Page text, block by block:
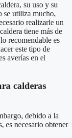
su uso y su
se utiliza mucho,
realizarle un
tiene más de
recomendable es
este tipo de
averías en el
calderas
debido a la
es necesario obtener